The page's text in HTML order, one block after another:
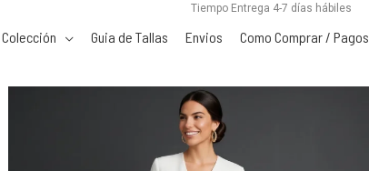
Tiempo Entrega 4-7 días hábiles
Colección Guia de Tallas Envios Como Comprar / Pagos